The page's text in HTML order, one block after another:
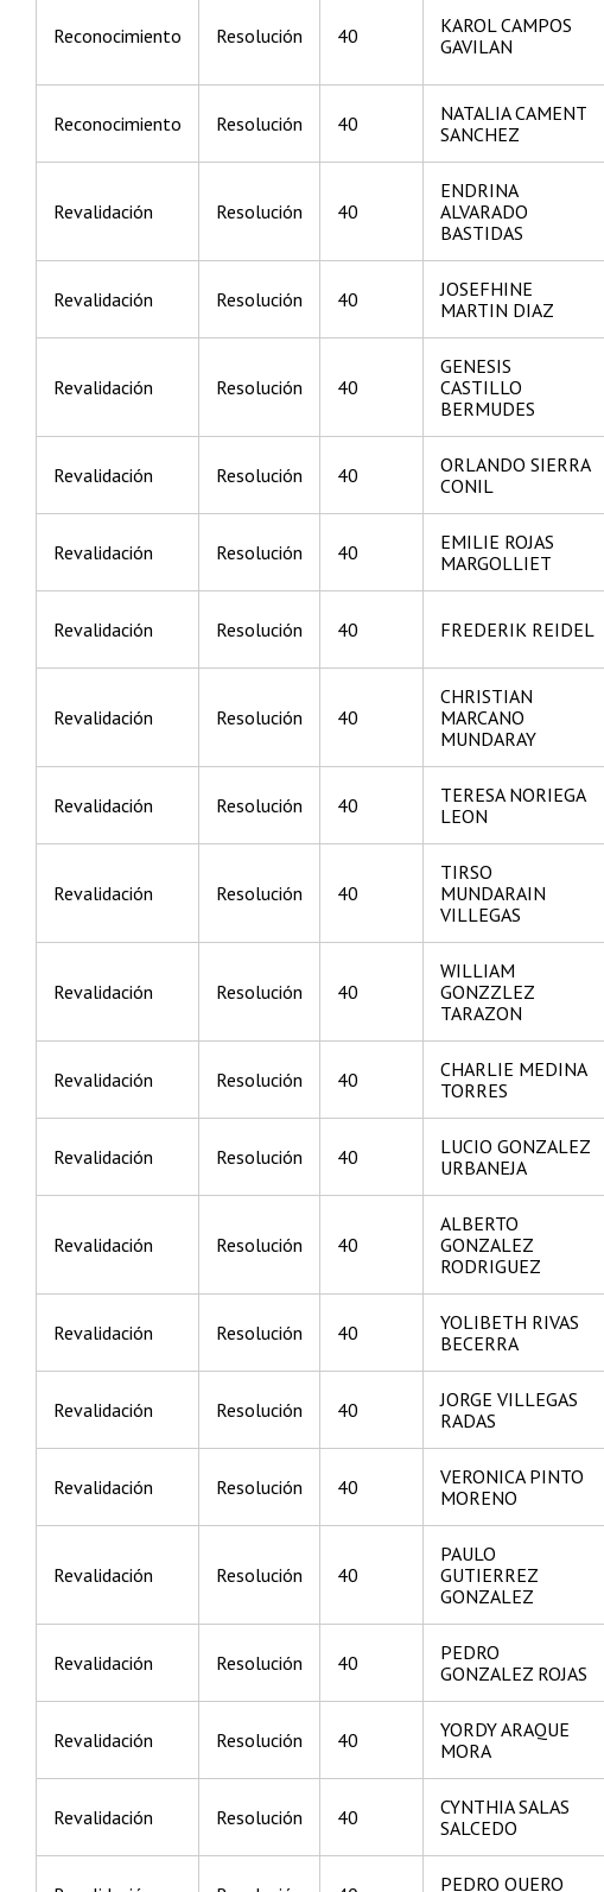
Reconocimiento Resolución 40
KAROL CAMPOS
GAVILAN
Reconocimiento Resolución 40
NATALIA CAMENT
SANCHEZ
Revalidación Resolución 40
ENDRINA
ALVARADO
BASTIDAS
Revalidación Resolución 40
JOSEFHINE
MARTIN DIAZ
Revalidación Resolución 40
GENESIS
CASTILLO
BERMUDES
Revalidación Resolución 40
ORLANDO SIERRA
CONIL
Revalidación Resolución 40
EMILIE ROJAS
MARGOLLIET
Revalidación Resolución 40 FREDERIK REIDEL
Revalidación Resolución 40
CHRISTIAN
MARCANO
MUNDARAY
Revalidación Resolución 40
TERESA NORIEGA
LEON
Revalidación Resolución 40
TIRSO
MUNDARAIN
VILLEGAS
Revalidación Resolución 40
WILLIAM
GONZZLEZ
TARAZON
Revalidación Resolución 40
CHARLIE MEDINA
TORRES
Revalidación Resolución 40
LUCIO GONZALEZ
URBANEJA
Revalidación Resolución 40
ALBERTO
GONZALEZ
RODRIGUEZ
Revalidación Resolución 40
YOLIBETH RIVAS
BECERRA
Revalidación Resolución 40
JORGE VILLEGAS
RADAS
Revalidación Resolución 40
VERONICA PINTO
MORENO
Revalidación Resolución 40
PAULO
GUTIERREZ
GONZALEZ
Revalidación Resolución 40
PEDRO
GONZALEZ ROJAS
Revalidación Resolución 40
YORDY ARAQUE
MORA
Revalidación Resolución 40
CYNTHIA SALAS
SALCEDO
PEDRO QUERO